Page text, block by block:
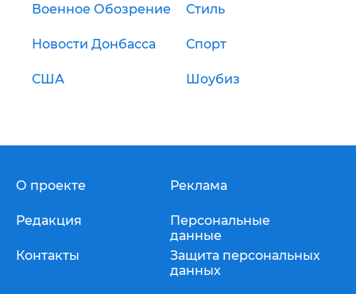
Военное Обозрение Стиль
Новости Донбасса Спорт
США Шоубиз
О проекте
Редакция
Контакты
Реклама
Персональные
данные
Защита персональных
данных